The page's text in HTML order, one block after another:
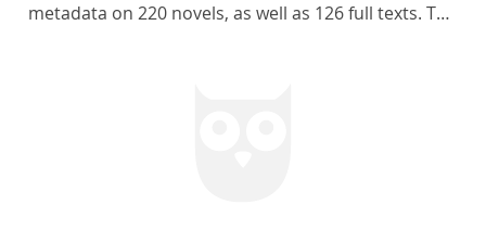
metadata on 220 novels, as well as 126 full texts. The